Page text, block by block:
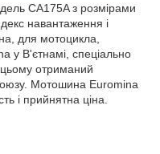
CA175A з розмірами
навантаження і
для мотоцикла,
у В'єтнамі, спеціально
цьому отриманий
Мотошина Euromina
і прийнятна ціна.